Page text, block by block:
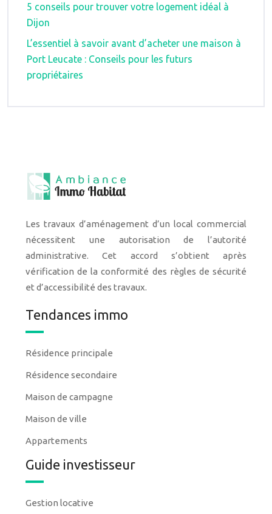
5 conseils pour trouver votre logement idéal à
Dijon
L’essentiel à savoir avant d’acheter une maison à
Port Leucate : Conseils pour les futurs
propriétaires
Les travaux d’aménagement d’un local commercial
nécessitent une autorisation de l’autorité
administrative. Cet accord s’obtient après
vérification de la conformité des règles de sécurité
et d’accessibilité des travaux.
Tendances immo
Résidence principale
Résidence secondaire
Maison de campagne
Maison de ville
Appartements
Guide investisseur
Gestion locative